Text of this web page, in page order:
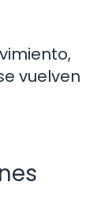
vuelven